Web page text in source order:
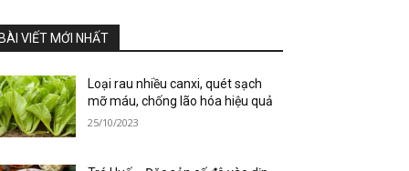
BÀI VIẾT MỚI NHẤT
Loại rau nhiều canxi, quét sạch
mỡ máu, chống lão hóa hiệu quả
25/10/2023